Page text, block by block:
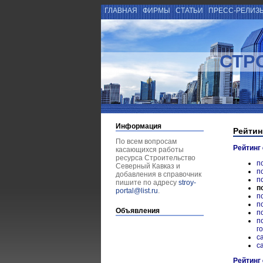
ГЛАВНАЯ ФИРМЫ СТАТЬИ ПРЕСС-
Информация
По всем вопросам
касающихся работы
ресурса Строительство
Северный Кавказ и
добавления в справочник
пишите по адресу stroy-
portal@list.ru.
Объявления
Рейтинг